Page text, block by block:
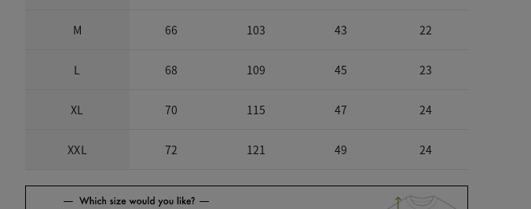
M 66 103 43 22
L 68 109 45 23
XL 70 115 47 24
XXL 72 121 49 24